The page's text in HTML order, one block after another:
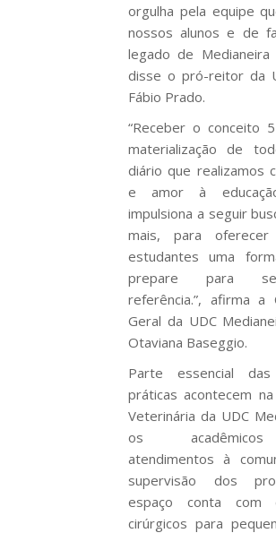
orgulha pela equipe
nossos alunos e de
legado de
disse o pró-reitor da
Fábio Prado.
“Receber o conceito
materialização de
diário que realizamos
e amor à
impulsiona a seguir
mais, para
estudantes uma
prepare para
referência.”, afirma a
Geral da UDC
Otaviana Baseggio.
Parte essencial das
práticas acontecem na
Veterinária da UDC
os
atendimentos à
supervisão dos
espaço conta com
cirúrgicos para